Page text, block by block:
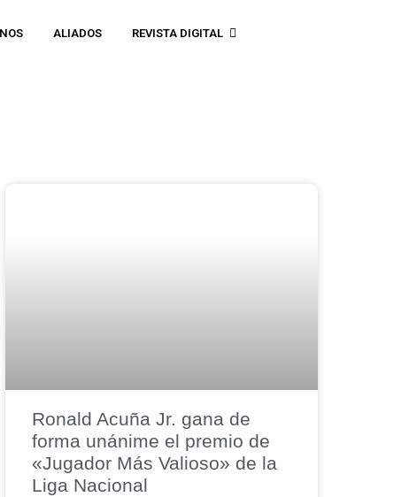
ALIADOS REVISTA DIGITAL
Ronald Acuña Jr. gana de
forma unánime el premio de
«Jugador Más Valioso» de la
Liga Nacional